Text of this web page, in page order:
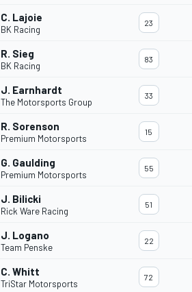
C. Lajoie
BK Racing
23
R. Sieg
BK Racing
83
J. Earnhardt
The Motorsports Group
33
R. Sorenson
Premium Motorsports
15
G. Gaulding
Premium Motorsports
55
J. Bilicki
Rick Ware Racing
51
J. Logano
Team Penske
22
C. Whitt
TriStar Motorsports
72